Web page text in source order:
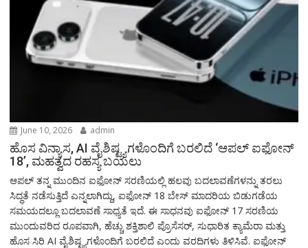
June 10, 2026 admin
ಹೊಸ ವಿನ್ಯಾಸ, AI ವೈಶಿಷ್ಟ್ಯಗಳೊಂದಿಗೆ ಬರಲಿದೆ ‘ಆಪಲ್ ಐಫೋನ್
18’, ಮಹತ್ವದ ರಹಸ್ಯ ಬಯಲು
ಆಪಲ್ ತನ್ನ ಮುಂದಿನ ಐಫೋನ್ ಸರಣಿಯಲ್ಲಿ ಹಲವು ಬದಲಾವಣೆಗಳನ್ನು ತರಲು
ಸಿದ್ಧತೆ ನಡೆಸುತ್ತಿದೆ ಎನ್ನಲಾಗಿದ್ದು, ಐಫೋನ್ 18 ಬೇಸ್ ಮಾದರಿಯ ಬಿಡುಗಡೆಯ
ಸಮಯದಲ್ಲೂ ಬದಲಾವಣೆ ಸಾಧ್ಯತೆ ಇದೆ. ಈ ಸಾಧನವು ಐಫೋನ್ 17 ಸರಣಿಯ
ಮುಂದುವರಿದ ರೂಪವಾಗಿ, ಹೆಚ್ಚು ಶಕ್ತಿಶಾಲಿ ಪ್ರೊಸೆಸರ್, ಸುಧಾರಿತ ಕ್ಯಾಮೆರಾ ಮತ್ತು
ಹೊಸ ಸಿರಿ AI ವೈಶಿಷ್ಟ್ಯಗಳೊಂದಿಗೆ ಬರಲಿದೆ ಎಂದು ವರದಿಗಳು ತಿಳಿಸಿವೆ. ಐಫೋನ್